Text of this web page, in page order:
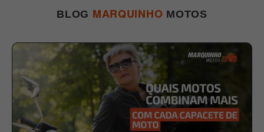
BLOG MARQUINHO MOTOS